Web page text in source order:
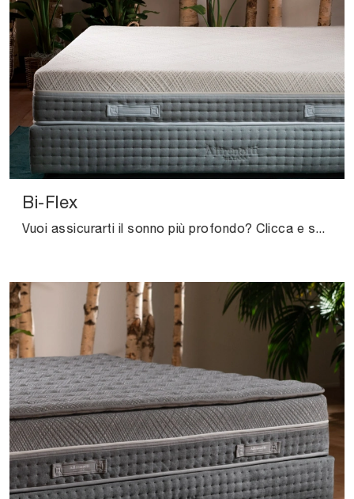
Bi-Flex
Vuoi assicurarti il sonno più profondo? Clicca e scopri di più sul materasso Bi-Flex tra i modelli in memory foam matrimoniali di Altrenotti!